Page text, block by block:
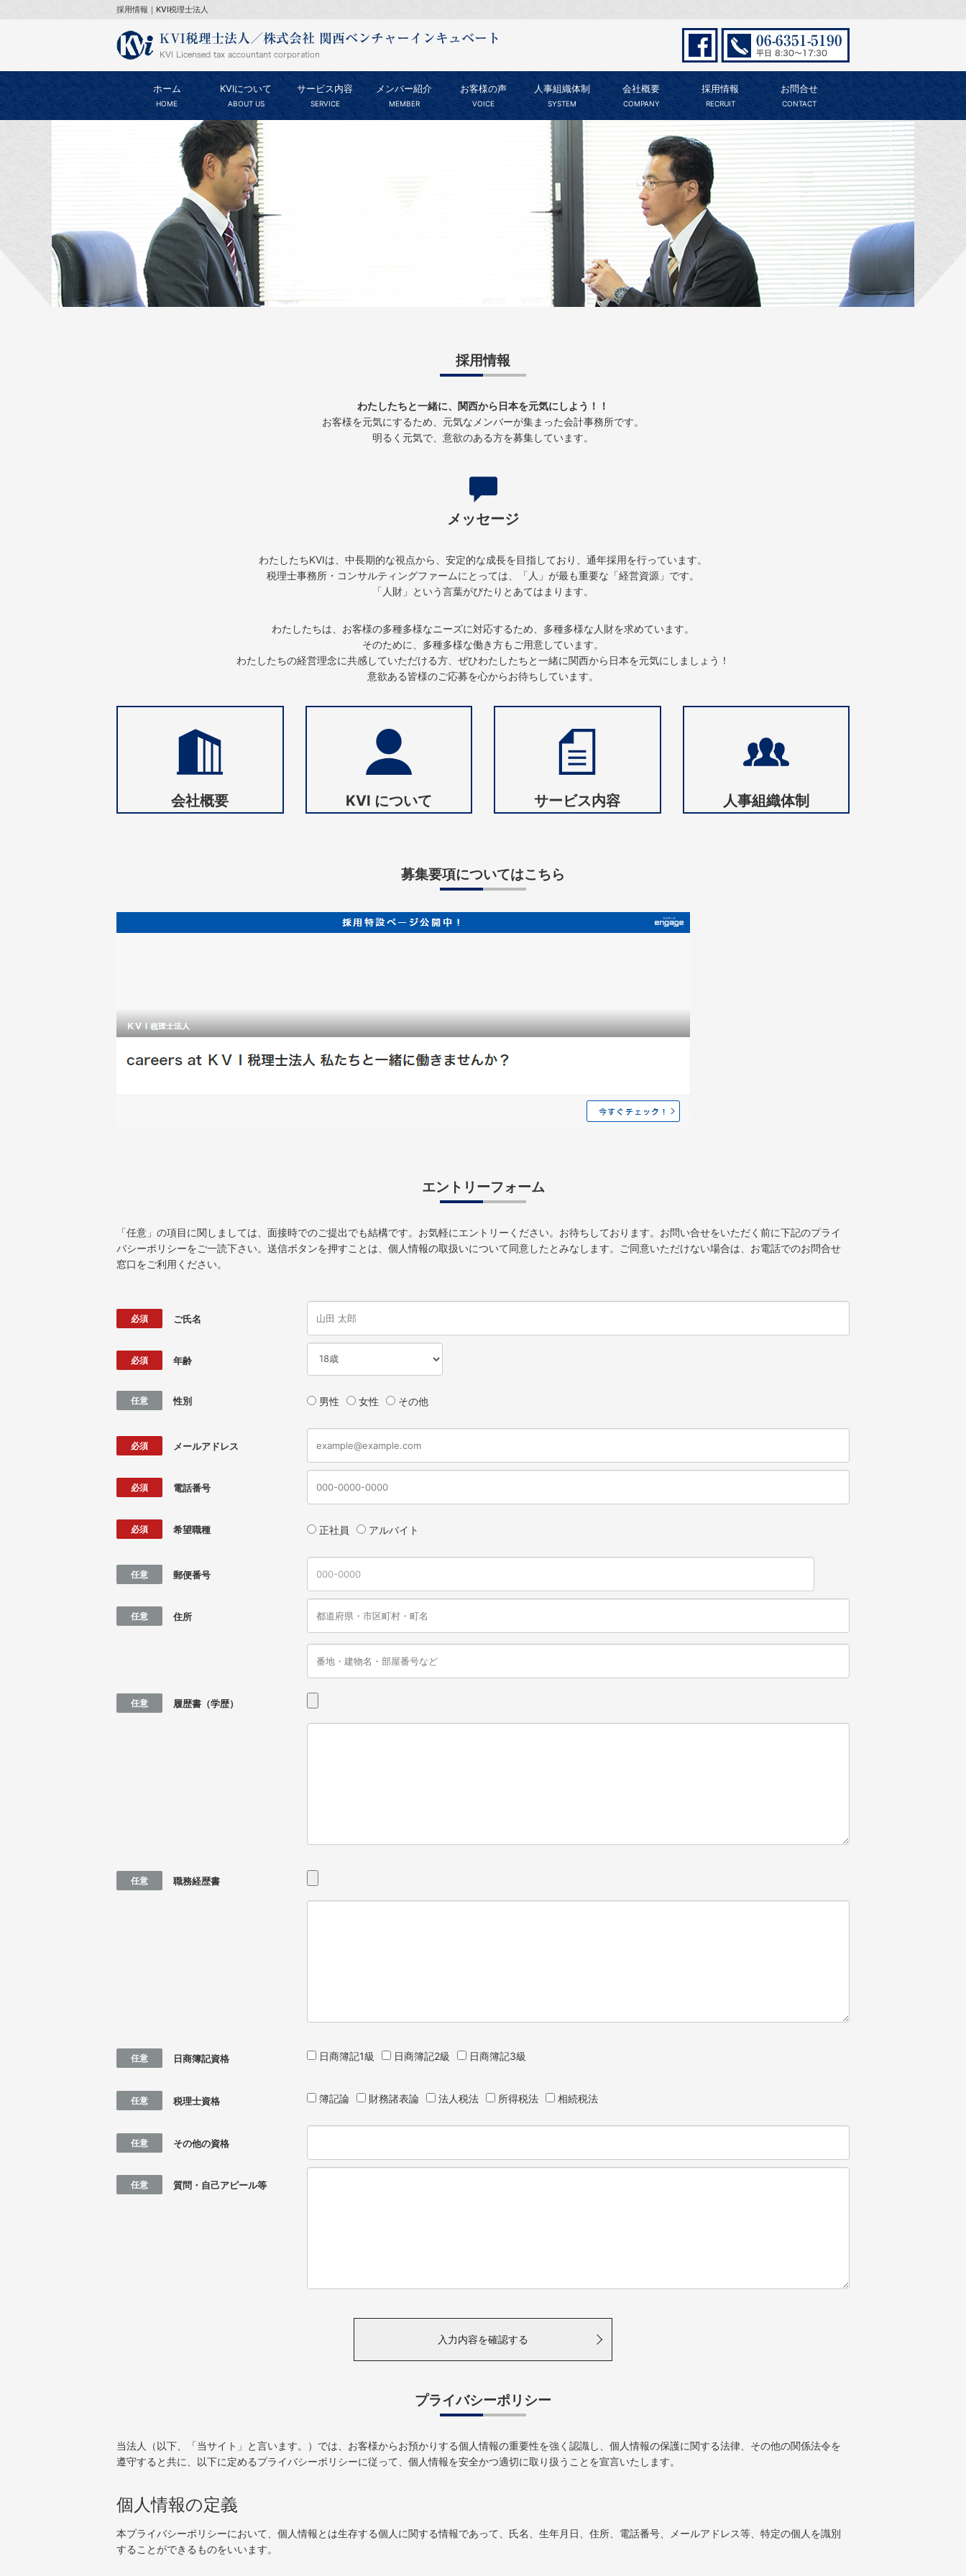
採用情報｜KVI税理士法人
ホーム
HOME
KVIについて
ABOUT US
サービス内容
SERVICE
メンバー紹介
MEMBER
お客様の声
VOICE
人事組織体制
SYSTEM
会社概要
COMPANY
採用情報
RECRUIT
お問合せ
CONTACT
採用情報
わたしたちと一緒に、関西から日本を元気にしよう！！
お客様を元気にするため、元気なメンバーが集まった会計事務所です。
明るく元気で、意欲のある方を募集しています。
メッセージ
わたしたちKVIは、中長期的な視点から、安定的な成長を目指しており、通年採用を行っています。
税理士事務所・コンサルティングファームにとっては、「人」が最も重要な「経営資源」です。
「人財」という言葉がぴたりとあてはまります。
わたしたちは、お客様の多種多様なニーズに対応するため、多種多様な人財を求めています。
そのために、多種多様な働き方もご用意しています。
わたしたちの経営理念に共感していただける方、ぜひわたしたちと一緒に関西から日本を元気にしましょう！
意欲ある皆様のご応募を心からお待ちしています。
会社概要 KVI について サービス内容 人事組織体制
募集要項についてはこちら
エントリーフォーム
「任意」の項目に関しましては、面接時でのご提出でも結構です。お気軽にエントリーください。お待ちしております。お問い合せをいただく前に下記のプライ
バシーポリシーをご一読下さい。送信ボタンを押すことは、個人情報の取扱いについて同意したとみなします。ご同意いただけない場合は、お電話でのお問合せ
窓口をご利用ください。
必須 ご氏名
必須 年齢
任意 性別 男性 女性 その他
必須 メールアドレス
必須 電話番号
必須 希望職種 正社員 アルバイト
任意 郵便番号
任意 住所
任意 履歴書（学歴）
任意 職務経歴書
任意 日商簿記資格 日商簿記1級 日商簿記2級 日商簿記3級
任意 税理士資格 簿記論 財務諸表論 法人税法 所得税法 相続税法
任意 その他の資格
任意 質問・自己アピール等
入力内容を確認する
プライバシーポリシー
当法人（以下、「当サイト」と言います。）では、お客様からお預かりする個人情報の重要性を強く認識し、個人情報の保護に関する法律、その他の関係法令を
遵守すると共に、以下に定めるプライバシーポリシーに従って、個人情報を安全かつ適切に取り扱うことを宣言いたします。
個人情報の定義
本プライバシーポリシーにおいて、個人情報とは生存する個人に関する情報であって、氏名、生年月日、住所、電話番号、メールアドレス等、特定の個人を識別
することができるものをいいます。